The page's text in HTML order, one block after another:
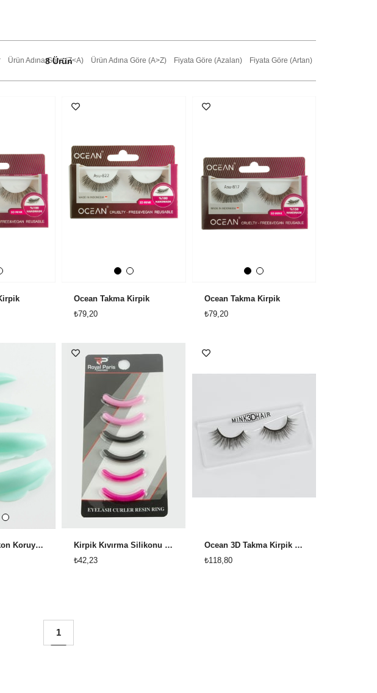
Fiyata Göre (Artan)
Fiyata Göre (Azalan)
Ürün Adına Göre (A>Z)
Ürün Adına Göre (Z<A)
8 Ürün
Ocean Takma Kirpik
₺79,20
Ocean Takma Kirpik
₺79,20
Kirpik Lift Silikon Koruyucu 10 Adet
Kirpik Kıvırma Silikonu 6 Adet
₺42,23
Ocean 3D Takma Kirpik (F049)
₺118,80
1